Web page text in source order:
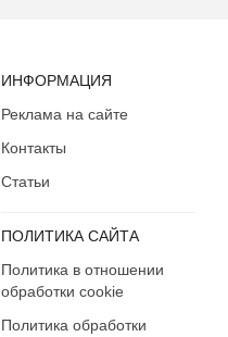
ИНФОРМАЦИЯ
Реклама на сайте
Контакты
Статьи
ПОЛИТИКА САЙТА
Политика в отношении
обработки cookie
Политика обработки